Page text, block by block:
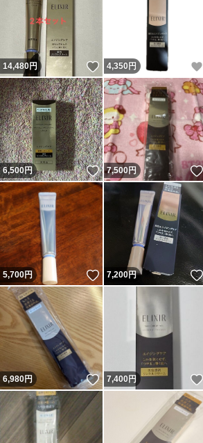
14,480円 いいね！
4,350 円
6,500円 いいね！
7,500円
5,700円 いいね！
7,200円
6,980円 いいね！
7,400円